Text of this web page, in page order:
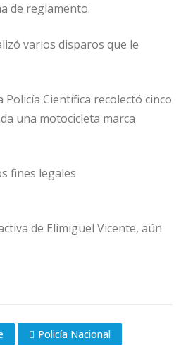
de reglamento.
varios disparos que le
Científica recolectó cinco
una motocicleta marca
fines legales
de Elimiguel Vicente, aún
Policía Nacional